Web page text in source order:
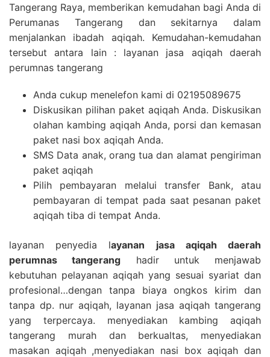
Tangerang Raya, memberikan kemudahan bagi Anda di
Perumanas Tangerang dan sekitarnya dalam
menjalankan ibadah aqiqah. Kemudahan-kemudahan
tersebut antara lain : layanan jasa aqiqah daerah
perumnas tangerang
Anda cukup menelefon kami di 02195089675
Diskusikan pilihan paket aqiqah Anda. Diskusikan
olahan kambing aqiqah Anda, porsi dan kemasan
paket nasi box aqiqah Anda.
SMS Data anak, orang tua dan alamat pengiriman
paket aqiqah
Pilih pembayaran melalui transfer Bank, atau
pembayaran di tempat pada saat pesanan paket
aqiqah tiba di tempat Anda.
layanan penyedia layanan jasa aqiqah daerah
perumnas tangerang hadir untuk menjawab
kebutuhan pelayanan aqiqah yang sesuai syariat dan
profesional…dengan tanpa biaya ongkos kirim dan
tanpa dp. nur aqiqah, layanan jasa aqiqah tangerang
yang terpercaya. menyediakan kambing aqiqah
tangerang murah dan berkualtas, menyediakan
masakan aqiqah ,menyediakan nasi box aqiqah dan